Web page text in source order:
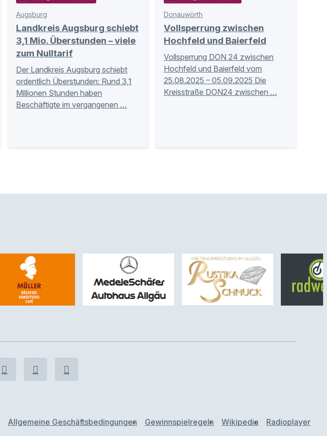
Augsburg
Landkreis Augsburg schiebt
3,1 Mio. Überstunden – viele
zum Nulltarif
Der Landkreis Augsburg schiebt
ordentlich Überstunden: Rund 3,1
Millionen Stunden haben
Beschäftigte im vergangenen …
Donauwörth
Vollsperrung zwischen
Hochfeld und Baierfeld
Vollsperrung DON 24 zwischen
Hochfeld und Baierfeld vom
25.08.2025 – 05.09.2025 Die
Kreisstraße DON24 zwischen …
Allgemeine Geschäftsbedingungen Gewinnspielregeln Wikipedia Radioplayer